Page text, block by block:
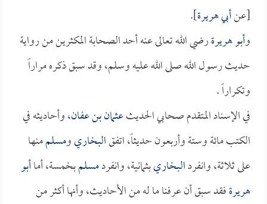
[عنأبي هريرة].
وأبو هريرةرضي الله تعالى عنه أحد الصحابة المكثرين من رواية
حديث رسول الله صلى الله عليه وسلم، وقد سبق ذكره مراراً
وتكراراً .
في الإسناد المتقدم صحابي الحديثعثمان بن عفان، وأحاديثه في
الكتب مائة وستة وأربعون حديثاً، اتفقالبخاريومسلممنها
على ثلاثة، وانفردالبخاريبثمانية، وانفردمسلمبخمسة، أماأبو
هريرةفقد سبق أن عرفنا ما له من الأحاديث، وأنها أكثر من